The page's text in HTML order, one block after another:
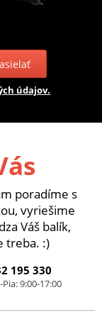
údajov.
poradíme s
vyriešime
Váš balík,
treba. :)
195 330
Pia: 9:00-17:00